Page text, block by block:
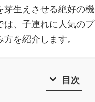
芽生えさせる絶好の機
は、子連れに人気の
方を紹介します。
目次